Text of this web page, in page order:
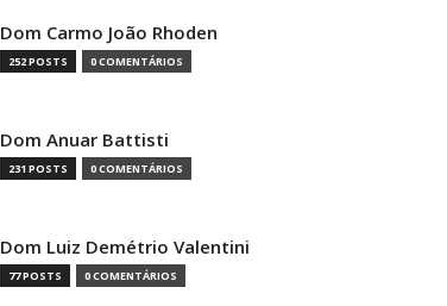
Dom Carmo João Rhoden
252 POSTS 0 COMENTÁRIOS
Dom Anuar Battisti
231 POSTS 0 COMENTÁRIOS
Dom Luiz Demétrio Valentini
77 POSTS 0 COMENTÁRIOS